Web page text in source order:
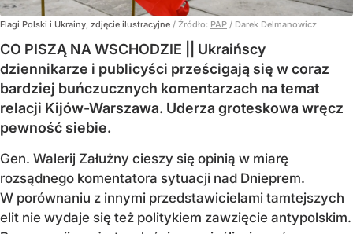
Flagi Polski i Ukrainy, zdjęcie ilustracyjne / Źródło: PAP / Darek Delmanowicz
CO PISZĄ NA WSCHODZIE || Ukraińscy
dziennikarze i publicyści prześcigają się w coraz
bardziej buńczucznych komentarzach na temat
relacji Kijów-Warszawa. Uderza groteskowa wręcz
pewność siebie.
Gen. Walerij Załużny cieszy się opinią w miarę
rozsądnego komentatora sytuacji nad Dnieprem.
W porównaniu z innymi przedstawicielami tamtejszych
elit nie wydaje się też politykiem zawzięcie antypolskim.